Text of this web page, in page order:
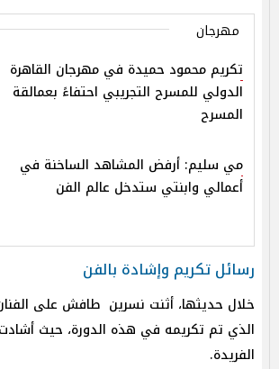
مهرجان
تكريم محمود حميدة في مهرجان القاهرة
الدولي للمسرح التجريبي احتفاءً بعمالقة
المسرح
مي سليم: أرفض المشاهد الساخنة في
أعمالي وابنتي ستدخل عالم الفن
رسائل تكريم وإشادة بالفن
خلال حديثها، أثنت نسرين طافش على
الذي تم تكريمه في هذه الدورة، حيث
الفريدة.